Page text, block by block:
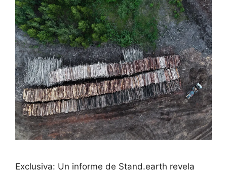
Exclusiva: Un informe de Stand.earth revela